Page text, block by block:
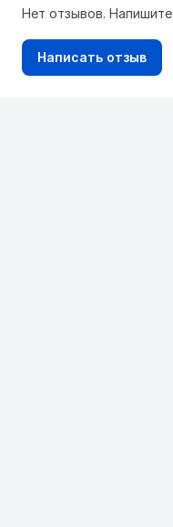
Нет отзывов.
Написать отзыв